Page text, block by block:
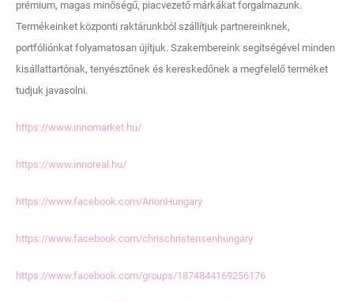
prémium, magas minőségű, piacvezető márkákat forgalmazunk.
Termékeinket központi raktárunkból szállítjuk partnereinknek,
portfóliónkat folyamatosan újítjuk. Szakembereink segítségével minden
kisállattartónak, tenyésztőnek és kereskedőnek a megfelelő terméket
tudjuk javasolni.
https://www.innomarket.hu/
https://www.innoreal.hu/
https://www.facebook.com/ArionHungary
https://www.facebook.com/chrischristensenhungary
https://www.facebook.com/groups/1874844169256176